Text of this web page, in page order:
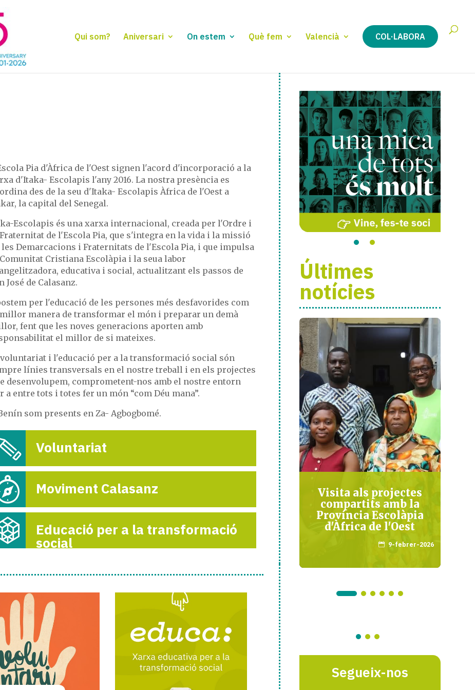
Qui som? Aniversari On estem Què fem Valencià COL·LABORA
Pia d'Àfrica de l'Oest signen l'acord d'incorporació a la
d'Itaka- Escolapis l'any 2016. La nostra presència es
des de la seu d'Itaka- Escolapis Àfrica de l'Oest a
la capital del Senegal.
Escolapis és una xarxa internacional, creada per l'Ordre i
de l'Escola Pia, que s'integra en la vida i la missió
les Demarcacions i Fraternitats de l'Escola Pia, i que impulsa
Cristiana Escolàpia i la seua labor
educativa i social, actualitzant els passos de
José de Calasanz.
per l'educació de les persones més desfavorides com
manera de transformar el món i preparar un demà
fent que les noves generacions aporten amb
el millor de si mateixes.
i l'educació per a la transformació social són
línies transversals en el nostre treball i en els projectes
desenvolupem, comprometent-nos amb el nostre entorn
a entre tots i totes fer un món “com Déu mana”.
som presents en Za- Agbogbomé.
Voluntariat
Moviment Calasanz
Educació per a la transformació
social
Últimes
notícies
Jornadas Calasancias
Visita als projectes
compartits amb la
Província Escolàpia
d'Àfrica de l'Oest
 9-febrer-2026
Segueix-nos